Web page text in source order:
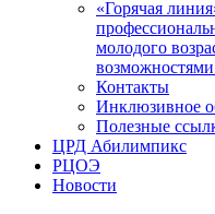
«Горячая
молодого
возможностями
Контакты
Инклюзивное
Полезные
ЦРД Абилимпикс
РЦОЭ
Новости